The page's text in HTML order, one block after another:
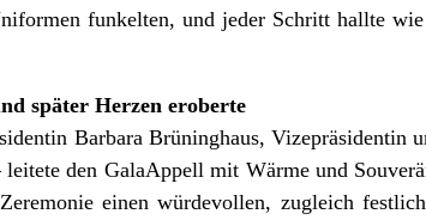
funkelten, und jeder Schritt hallte
später Herzen eroberte
Barbara Brüninghaus, Vizepräsidentin
den GalaAppell mit Wärme und
einen würdevollen, zugleich